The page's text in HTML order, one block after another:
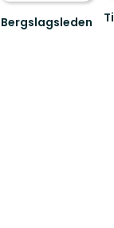
Bergslagsleden